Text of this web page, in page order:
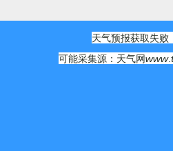
天气预报获取失败
可能采集源：天气网